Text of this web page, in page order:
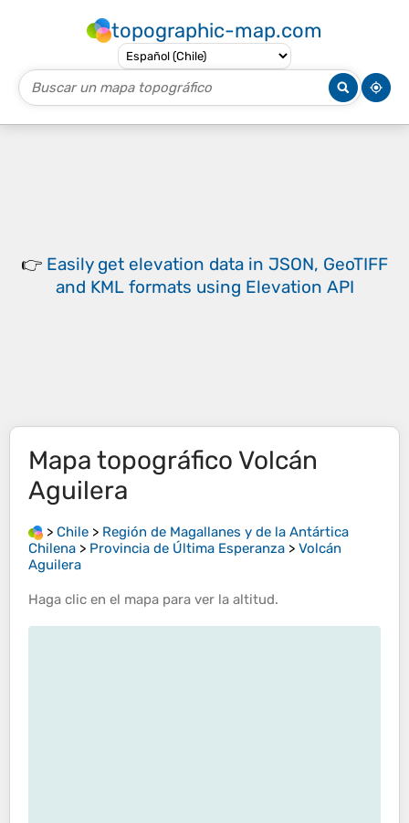
topographic-map.com
👉 Easily get elevation data in JSON, GeoTIFF
and KML formats using Elevation API
Mapa topográfico Volcán
Aguilera
> Chile > Región de Magallanes y de la Antártica
Chilena > Provincia de Última Esperanza > Volcán
Aguilera
Haga clic en el mapa para ver la altitud.